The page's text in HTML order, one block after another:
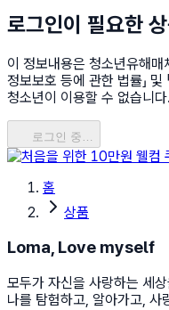
로그인이 필요한
이 정보내용은 청소년유해매
정보보호 등에 관한 법률」 및
청소년이 이용할 수 없습니다.
로그인 중…
홈
상품
Loma, Love myself
모두가 자신을 사랑하는 세
나를 탐험하고, 알아가고, 사